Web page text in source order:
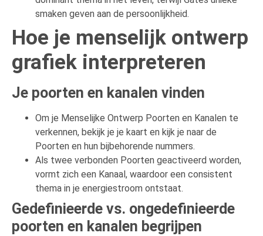
smaken geven aan de persoonlijkheid.
Hoe je menselijk ontwerp
grafiek interpreteren
Je poorten en kanalen vinden
Om je Menselijke Ontwerp Poorten en Kanalen te
verkennen, bekijk je je kaart en kijk je naar de
Poorten en hun bijbehorende nummers.
Als twee verbonden Poorten geactiveerd worden,
vormt zich een Kanaal, waardoor een consistent
thema in je energiestroom ontstaat.
Gedefinieerde vs. ongedefinieerde
poorten en kanalen begrijpen